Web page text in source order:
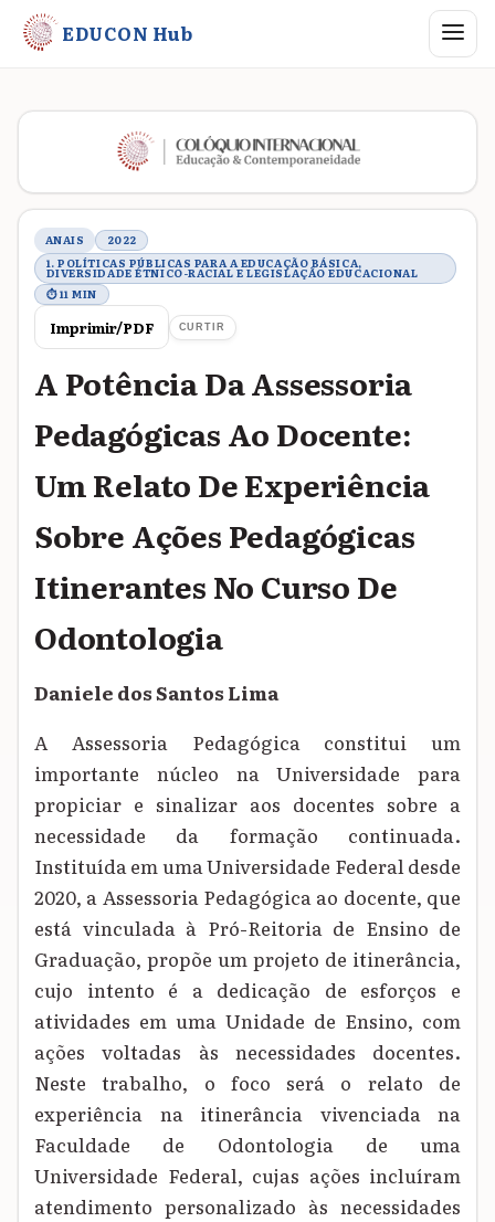
EDUCON Hub Abrir
Metadados do trabalho
ANAIS
2022
1. POLÍTICAS PÚBLICAS PARA A EDUCAÇÃO BÁSICA,
DIVERSIDADE ÉTNICO-RACIAL E LEGISLAÇÃO EDUCACIONAL
⏱ 11 MIN
Imprimir/PDF CURTIR
A Potência Da Assessoria
Pedagógicas Ao Docente:
Um Relato De Experiência
Sobre Ações Pedagógicas
Itinerantes No Curso De
Odontologia
Daniele dos Santos Lima
A Assessoria Pedagógica constitui um
importante núcleo na Universidade para
propiciar e sinalizar aos docentes sobre a
necessidade da formação continuada.
Instituída em uma Universidade Federal desde
2020, a Assessoria Pedagógica ao docente, que
está vinculada à Pró-Reitoria de Ensino de
Graduação, propõe um projeto de itinerância,
cujo intento é a dedicação de esforços e
atividades em uma Unidade de Ensino, com
ações voltadas às necessidades docentes.
Neste trabalho, o foco será o relato de
experiência na itinerância vivenciada na
Faculdade de Odontologia de uma
Universidade Federal, cujas ações incluíram
atendimento personalizado às necessidades